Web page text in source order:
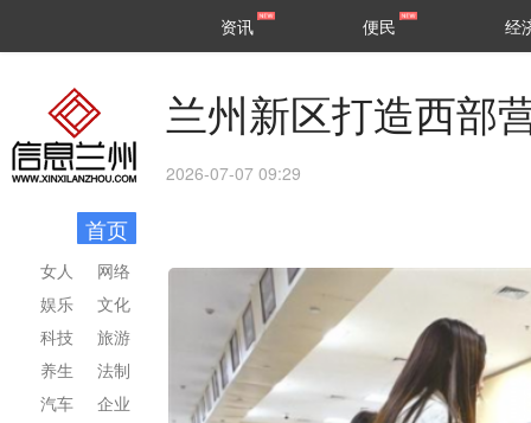
区县
资讯 便民 经
首页
网络
文化
旅游
法制
企业
女人
娱乐
科技
养生
汽车
兰州新区打造西部
2026-07-07 09:29